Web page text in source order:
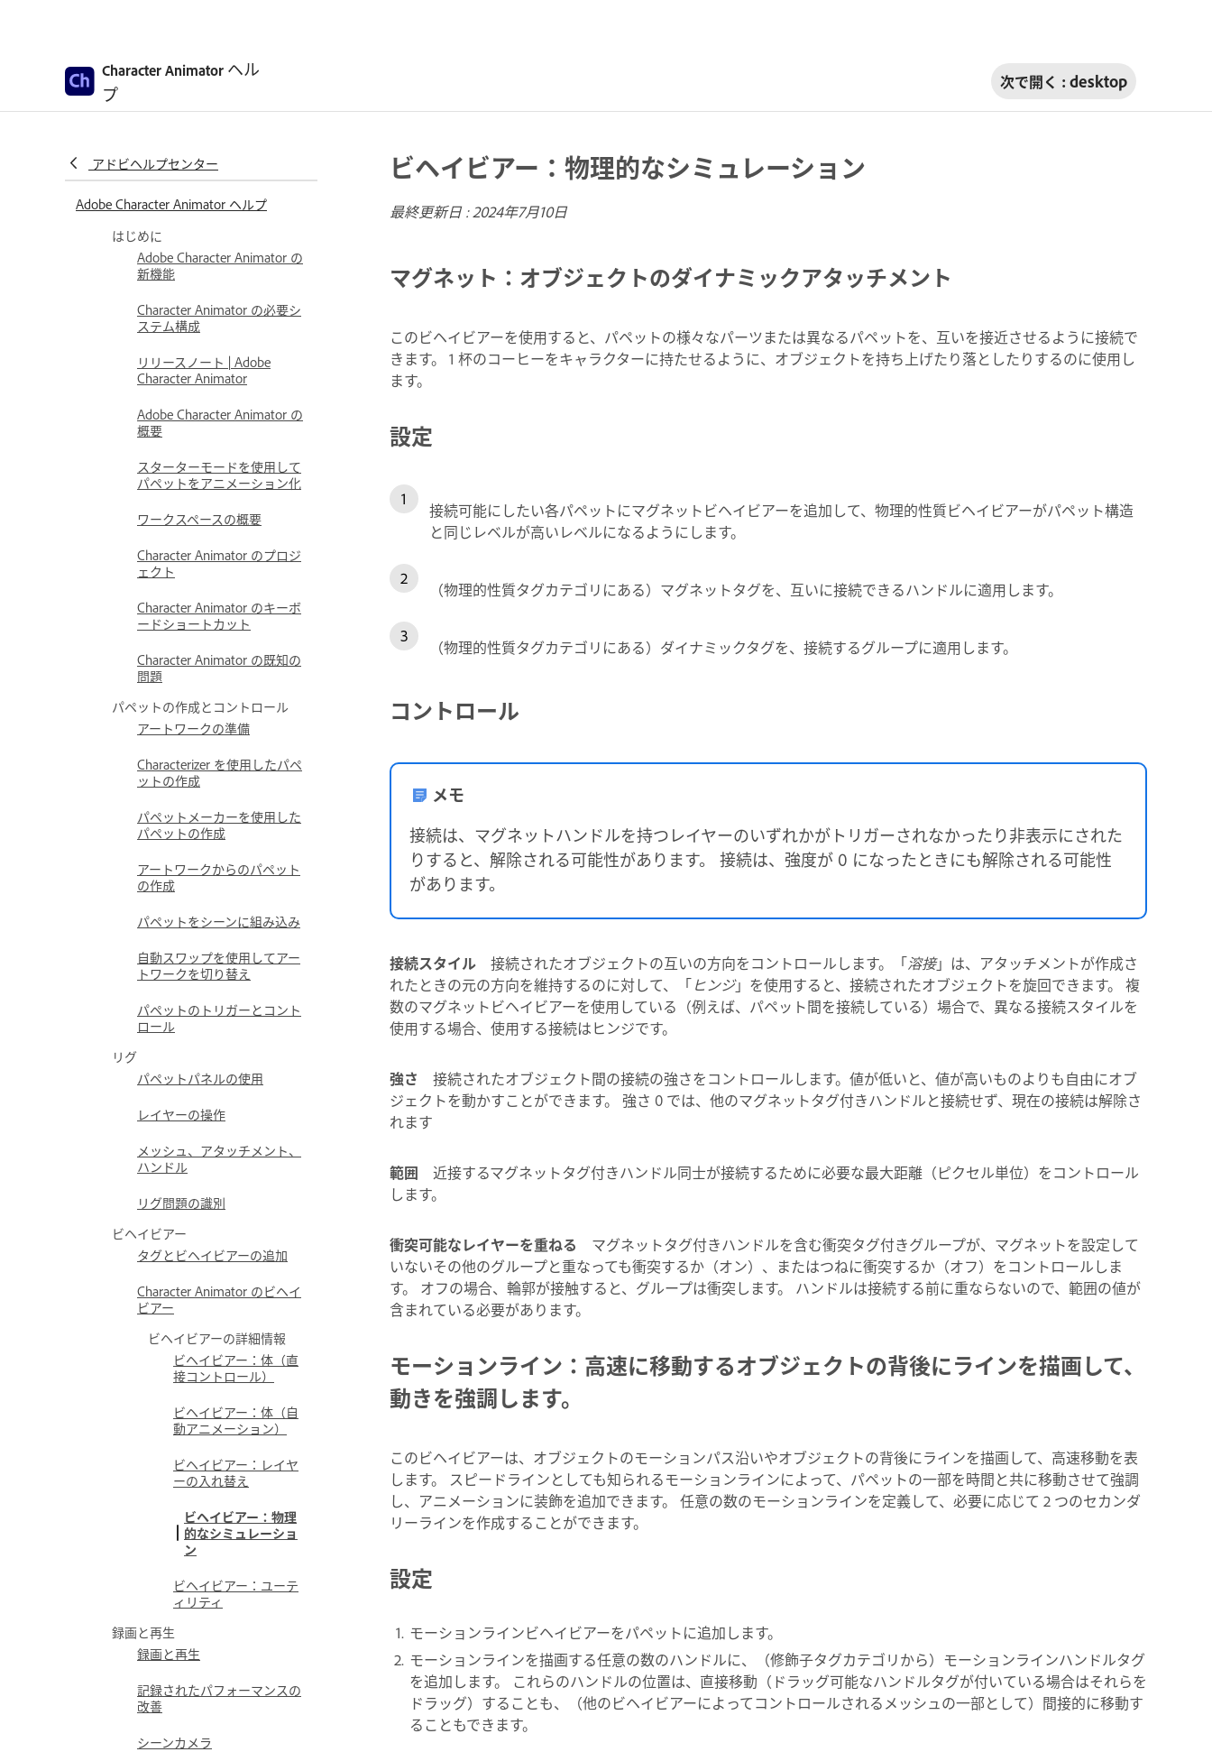
Character Animator ヘル
プ
次で開く : desktop
アドビヘルプセンター
Adobe Character Animator ヘルプ
はじめに
Adobe Character Animator の
新機能
Character Animator の必要シ
ステム構成
リリースノート | Adobe
Character Animator
Adobe Character Animator の
概要
スターターモードを使用して
パペットをアニメーション化
ワークスペースの概要
Character Animator のプロジ
ェクト
Character Animator のキーボ
ードショートカット
Character Animator の既知の
問題
パペットの作成とコントロール
アートワークの準備
Characterizer を使用したパペ
ットの作成
パペットメーカーを使用した
パペットの作成
アートワークからのパペット
の作成
パペットをシーンに組み込み
自動スワップを使用してアー
トワークを切り替え
パペットのトリガーとコント
ロール
リグ
パペットパネルの使用
レイヤーの操作
メッシュ、アタッチメント、
ハンドル
リグ問題の識別
ビヘイビアー
タグとビヘイビアーの追加
Character Animator のビヘイ
ビアー
ビヘイビアーの詳細情報
ビヘイビアー：体（直
接コントロール）
ビヘイビアー：体（自
動アニメーション）
ビヘイビアー：レイヤ
ーの入れ替え
ビヘイビアー：物理
的なシミュレーショ
ン
ビヘイビアー：ユーテ
ィリティ
録画と再生
録画と再生
記録されたパフォーマンスの
改善
シーンカメラ
ビヘイビアー：物理的なシミュレーション
最終更新日 :2024年7月10日
マグネット：オブジェクトのダイナミックアタッチメント
このビヘイビアーを使用すると、パペットの様々なパーツまたは異なるパペットを、互いを接近させるように接続で
きます。 1 杯のコーヒーをキャラクターに持たせるように、オブジェクトを持ち上げたり落としたりするのに使用し
ます。
設定
接続可能にしたい各パペットにマグネットビヘイビアーを追加して、物理的性質ビヘイビアーがパペット構造
と同じレベルが高いレベルになるようにします。
（物理的性質タグカテゴリにある）マグネットタグを、互いに接続できるハンドルに適用します。
（物理的性質タグカテゴリにある）ダイナミックタグを、接続するグループに適用します。
コントロール
メモ
接続は、マグネットハンドルを持つレイヤーのいずれかがトリガーされなかったり非表示にされた
りすると、解除される可能性があります。 接続は、強度が 0 になったときにも解除される可能性
があります。
接続スタイル 接続されたオブジェクトの互いの方向をコントロールします。「溶接」は、アタッチメントが作成さ
れたときの元の方向を維持するのに対して、「ヒンジ」を使用すると、接続されたオブジェクトを旋回できます。 複
数のマグネットビヘイビアーを使用している（例えば、パペット間を接続している）場合で、異なる接続スタイルを
使用する場合、使用する接続はヒンジです。
強さ
接続されたオブジェクト間の接続の強さをコントロールします。値が低いと、値が高いものよりも自由にオブ
ジェクトを動かすことができます。 強さ 0 では、他のマグネットタグ付きハンドルと接続せず、現在の接続は解除さ
れます
範囲
近接するマグネットタグ付きハンドル同士が接続するために必要な最大距離（ピクセル単位）をコントロール
します。
衝突可能なレイヤーを重ねる
マグネットタグ付きハンドルを含む衝突タグ付きグループが、マグネットを設定して
いないその他のグループと重なっても衝突するか（オン）、またはつねに衝突するか（オフ）をコントロールしま
す。 オフの場合、輪郭が接触すると、グループは衝突します。 ハンドルは接続する前に重ならないので、範囲の値が
含まれている必要があります。
モーションライン：高速に移動するオブジェクトの背後にラインを描画して、
動きを強調します。
このビヘイビアーは、オブジェクトのモーションパス沿いやオブジェクトの背後にラインを描画して、高速移動を表
します。 スピードラインとしても知られるモーションラインによって、パペットの一部を時間と共に移動させて強調
し、アニメーションに装飾を追加できます。 任意の数のモーションラインを定義して、必要に応じて 2 つのセカンダ
リーラインを作成することができます。
設定
モーションラインビヘイビアーをパペットに追加します。
モーションラインを描画する任意の数のハンドルに、（修飾子タグカテゴリから）モーションラインハンドルタグ
を追加します。 これらのハンドルの位置は、直接移動（ドラッグ可能なハンドルタグが付いている場合はそれらを
ドラッグ）することも、（他のビヘイビアーによってコントロールされるメッシュの一部として）間接的に移動す
ることもできます。